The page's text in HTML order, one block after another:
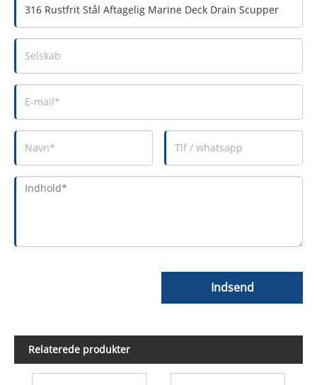
Indsend
Relaterede produkter